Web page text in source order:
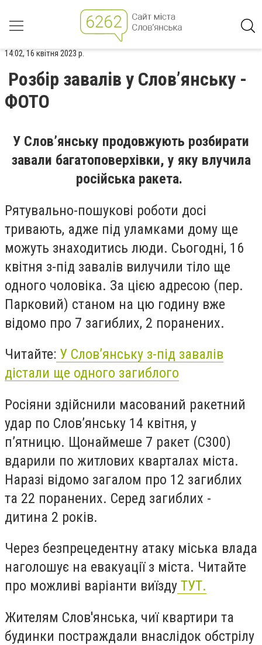
14:02, 16 квітня 2023 р.
Розбір завалів у Слов’янську -
ФОТО
У Слов’янську продовжують розбирати
завали багатоповерхівки, у яку влучила
російська ракета.
Рятувально-пошукові роботи досі
тривають, адже під уламками дому ще
можуть знаходитись люди. Сьогодні, 16
квітня з-під завалів вилучили тіло ще
одного чоловіка. За цією адресою (пер.
Парковий) станом на цю годину вже
відомо про 7 загиблих, 2 поранених.
Читайте: У Слов’янську з-під завалів
дістали ще одного загиблого
Росіяни здійснили масований ракетний
удар по Слов’янську 14 квітня, у
п’ятницю. Щонаймеше 7 ракет (С300)
вдарили по житлових кварталах міста.
Наразі відомо загалом про 12 загиблих
та 22 поранених. Серед загиблих -
дитина 2 років.
Через безпрецедентну атаку міська влада
наголошує на евакуації з міста. Читайте
про можливі варіанти виїзду ТУТ.
Жителям Слов'янська, чиї квартири та
будинки постраждали внаслідок обстрілу